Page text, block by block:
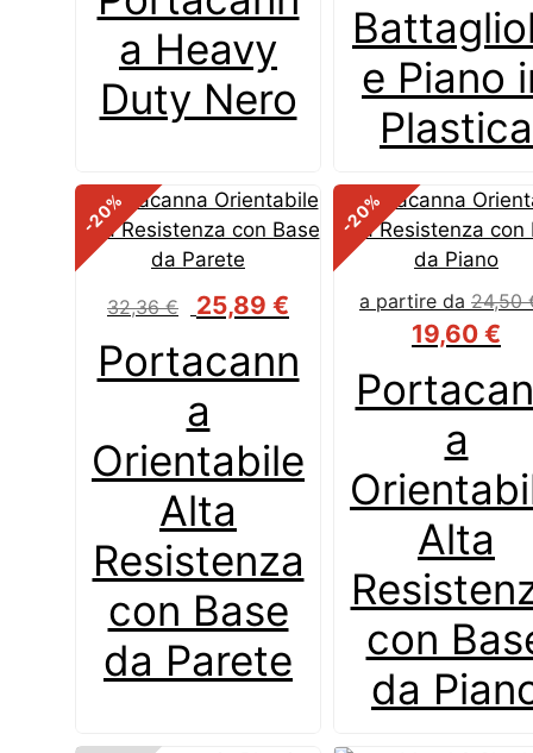
a Heavy
Duty Nero
e Piano
Plastica
-20
%
Portacann
a
Orientabile
Alta
Resistenza
con Base
da Parete
32,36€
Il
originale
era:
32,36 €.
25,89 €
attuale
è:
25,89 €.
-20
%
a
Alta
con
da
a partire da 24,50
19,60 €